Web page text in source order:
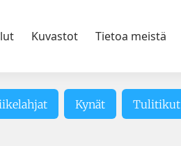
Kuvastot Tietoa meistä
Kynät Tulitikut